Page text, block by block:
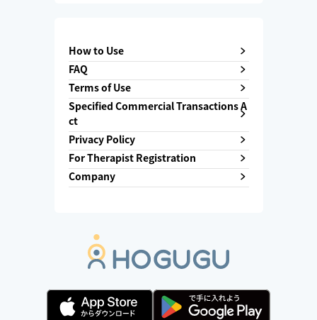
How to Use
FAQ
Terms of Use
Specified Commercial Transactions A
ct
Privacy Policy
For Therapist Registration
Company